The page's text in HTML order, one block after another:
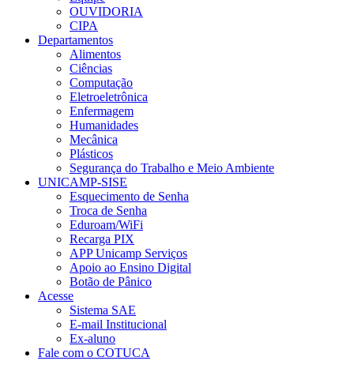
OUVIDORIA
CIPA
Departamentos
Alimentos
Ciências
Computação
Eletroeletrônica
Enfermagem
Humanidades
Mecânica
Plásticos
Segurança do Trabalho e Meio Ambiente
UNICAMP-SISE
Esquecimento de Senha
Troca de Senha
Eduroam/WiFi
Recarga PIX
APP Unicamp Serviços
Apoio ao Ensino Digital
Botão de Pânico
Acesse
Sistema SAE
E-mail Institucional
Ex-aluno
Fale com o COTUCA